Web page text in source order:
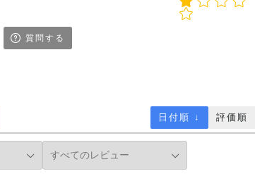
質問する
日付順 ↓ 評価順